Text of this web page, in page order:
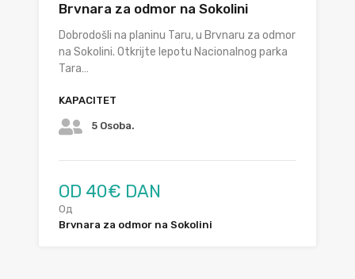
Brvnara za odmor na Sokolini
Dobrodošli na planinu Taru, u Brvnaru za odmor
na Sokolini. Otkrijte lepotu Nacionalnog parka
Tara…
KAPACITET
5 Osoba.
OD 40€ DAN
Од
Brvnara za odmor na Sokolini